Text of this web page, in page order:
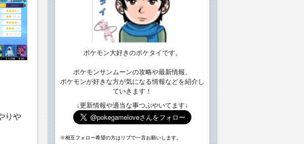
りや
ポケモン大好きのポケタイです。
ポケモンサンムーンの攻略や最新情報、
ポケモンが好きな方が気になる情報などを紹介し
ていきます！
↓更新情報や適当な事つぶやいてます↓
※相互フォロー希望の方はリプで一言お願いします。